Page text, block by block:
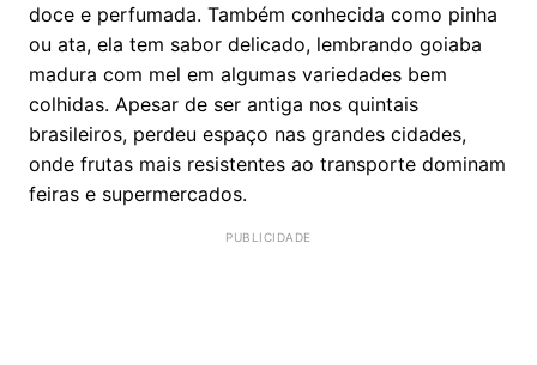
doce e perfumada. Também conhecida como pinha
ou ata, ela tem sabor delicado, lembrando goiaba
madura com mel em algumas variedades bem
colhidas. Apesar de ser antiga nos quintais
brasileiros, perdeu espaço nas grandes cidades,
onde frutas mais resistentes ao transporte dominam
feiras e supermercados.